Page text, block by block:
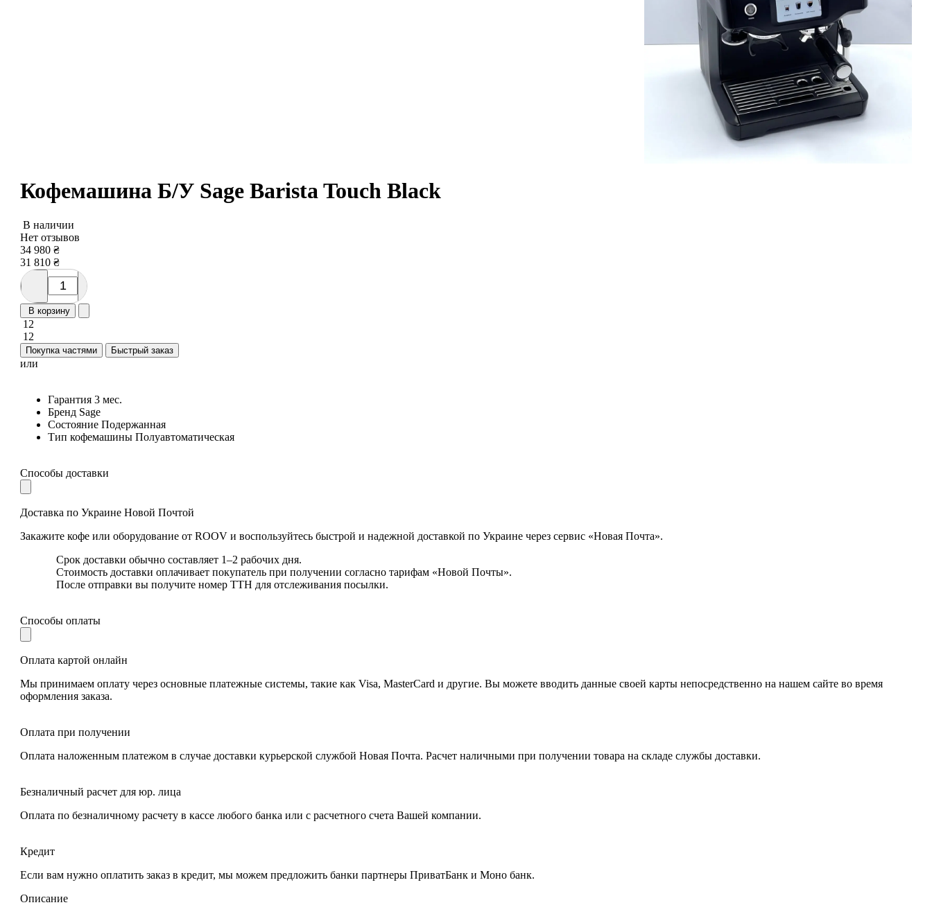
Кофемашина Б/У Sage Barista Touch Black
В наличии
Нет отзывов
34 980 ₴
31 810 ₴
В корзину
12
12
Покупка частями Быстрый заказ
или
Гарантия 3 мес.
Бренд Sage
Состояние Подержанная
Тип кофемашины Полуавтоматическая
Способы доставки
Доставка по Украине Новой Почтой
Закажите кофе или оборудование от ROOV и воспользуйтесь быстрой и надежной доставкой по Украине через сервис «Новая Почта».
Срок доставки обычно составляет 1–2 рабочих дня.
Стоимость доставки оплачивает покупатель при получении согласно тарифам «Новой Почты».
После отправки вы получите номер ТТН для отслеживания посылки.
Способы оплаты
Оплата картой онлайн
Мы принимаем оплату через основные платежные системы, такие как Visa, MasterCard и другие. Вы можете вводить данные своей карты непосредственно на нашем сайте во время
оформления заказа.
Оплата при получении
Оплата наложенным платежом в случае доставки курьерской службой Новая Почта. Расчет наличными при получении товара на складе службы доставки.
Безналичный расчет для юр. лица
Оплата по безналичному расчету в кассе любого банка или с расчетного счета Вашей компании.
Кредит
Если вам нужно оплатить заказ в кредит, мы можем предложить банки партнеры ПриватБанк и Моно банк.
Описание